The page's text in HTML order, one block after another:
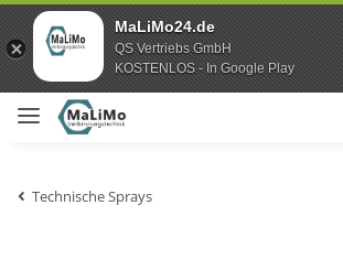
MaLiMo24.de
QS Vertriebs GmbH
KOSTENLOS - In Google Play
Technische Sprays